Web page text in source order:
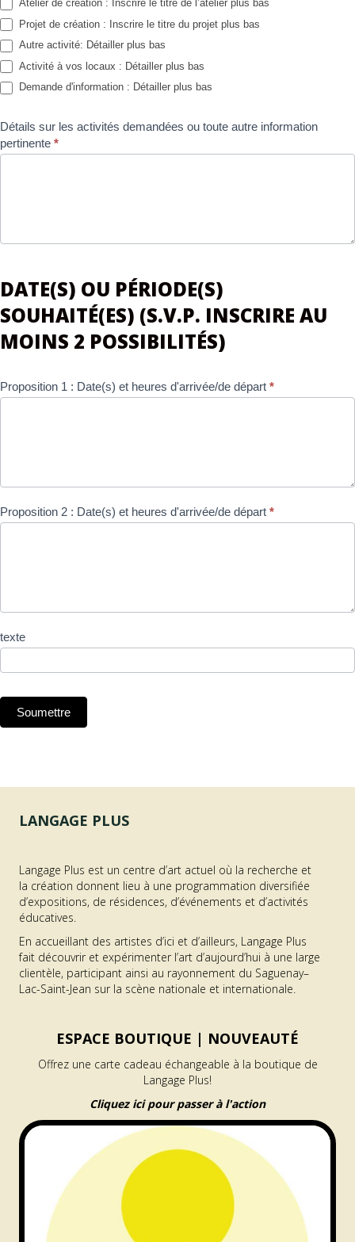
Atelier de création : Inscrire le titre de l’atelier plus bas
Projet de création : Inscrire le titre du projet plus bas
Autre activité: Détailler plus bas
Activité à vos locaux : Détailler plus bas
Demande d'information : Détailler plus bas
Détails sur les activités demandées ou toute autre information
pertinente *
DATE(S) OU PÉRIODE(S)
SOUHAITÉ(ES) (S.V.P. INSCRIRE AU
MOINS 2 POSSIBILITÉS)
Proposition 1 : Date(s) et heures d'arrivée/de départ *
Proposition 2 : Date(s) et heures d'arrivée/de départ *
texte
Soumettre
LANGAGE PLUS
Langage Plus est un centre d’art actuel où la recherche et
la création donnent lieu à une programmation diversifiée
d’expositions, de résidences, d’événements et d’activités
éducatives.
En accueillant des artistes d’ici et d’ailleurs, Langage Plus
fait découvrir et expérimenter l’art d’aujourd’hui à une large
clientèle, participant ainsi au rayonnement du Saguenay–
Lac-Saint-Jean sur la scène nationale et internationale.
ESPACE BOUTIQUE | NOUVEAUTÉ
Offrez une carte cadeau échangeable à la boutique de
Langage Plus!
Cliquez ici pour passer à l'action